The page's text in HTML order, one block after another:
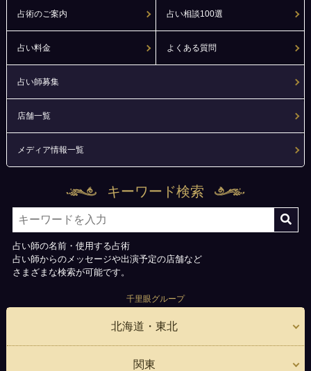
占術のご案内 占い相談100選
占い料金 よくある質問
占い師募集
店舗一覧
メディア情報一覧
キーワード検索
占い師の名前・使用する占術
占い師からのメッセージや出演予定の店舗など
さまざまな検索が可能です。
千里眼グループ
北海道・東北
関東